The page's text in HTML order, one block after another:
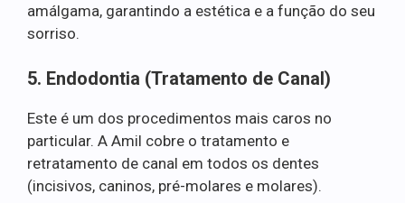
amálgama, garantindo a estética e a função do seu
sorriso.
5. Endodontia (Tratamento de Canal)
Este é um dos procedimentos mais caros no
particular. A Amil cobre o tratamento e
retratamento de canal em todos os dentes
(incisivos, caninos, pré-molares e molares).